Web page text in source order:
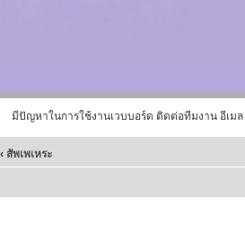
มีปัญหาในการใช้งานเวบบอร์ด ติดต่อทีมงาน อีเมล
‹ สัพเพเหระ